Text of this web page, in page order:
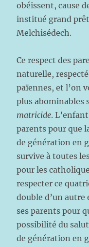
obéissent, cause
institué grand
Melchisédech.
Ce respect des
naturelle,
païennes, et l’on
plus abominables
matricide.
parents pour que
de génération en
survive à toutes
pour les
respecter ce
double d’un
ses parents pour
possibilité du
de génération en